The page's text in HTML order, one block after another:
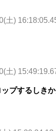
土)
土)
プするしき